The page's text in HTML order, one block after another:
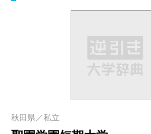
秋田県／私立